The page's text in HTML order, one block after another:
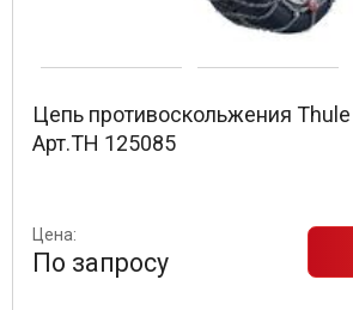
Цепь противоскольжения
Арт.TH 125085
Цена:
По запросу